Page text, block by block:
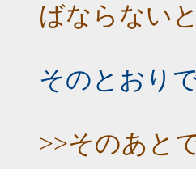
ばならない
そのとおりで
>>そのあと